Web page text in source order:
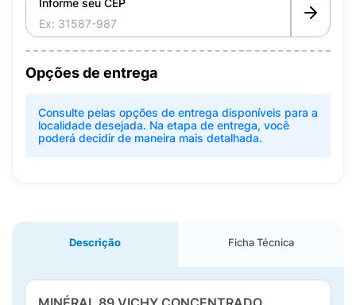
Informe seu CEP
Opções de entrega
Consulte pelas opções de entrega disponíveis para a
localidade desejada. Na etapa de entrega, você
poderá decidir de maneira mais detalhada.
Descrição Ficha Técnica